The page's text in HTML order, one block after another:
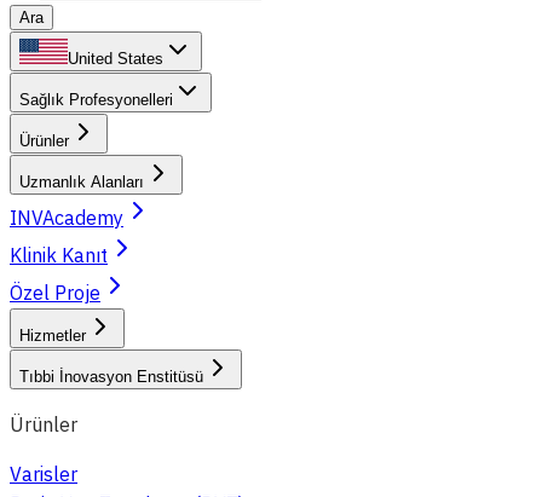
Ara
United States
Sağlık Profesyonelleri
Ürünler
Uzmanlık Alanları
INVAcademy
Klinik Kanıt
Özel Proje
Hizmetler
Tıbbi İnovasyon Enstitüsü
Ürünler
Varisler